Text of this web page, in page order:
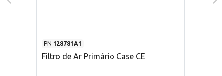
PN 128781A1
Filtro de Ar Primário Case CE